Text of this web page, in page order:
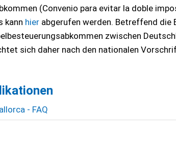
(Convenio para evitar la doble
kann hier abgerufen werden. Betreffend
zwischen
sich daher nach den nationalen
- FAQ